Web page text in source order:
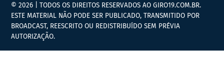
© 2026 | TODOS OS DIREITOS RESERVADOS AO GIRO19.COM.BR.
ESTE MATERIAL NÃO PODE SER PUBLICADO, TRANSMITIDO POR
BROADCAST, REESCRITO OU REDISTRIBUÍDO SEM PRÉVIA
AUTORIZAÇÃO.